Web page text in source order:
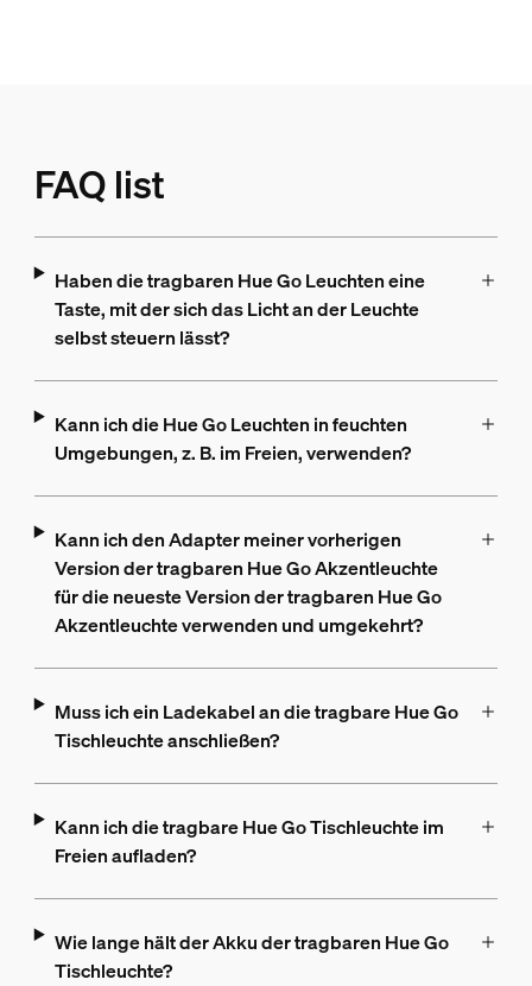
FAQ list
Haben die tragbaren Hue Go Leuchten eine
Taste, mit der sich das Licht an der Leuchte
selbst steuern lässt?
Kann ich die Hue Go Leuchten in feuchten
Umgebungen, z. B. im Freien, verwenden?
Kann ich den Adapter meiner vorherigen
Version der tragbaren Hue Go Akzentleuchte
für die neueste Version der tragbaren Hue Go
Akzentleuchte verwenden und umgekehrt?
Muss ich ein Ladekabel an die tragbare Hue Go
Tischleuchte anschließen?
Kann ich die tragbare Hue Go Tischleuchte im
Freien aufladen?
Wie lange hält der Akku der tragbaren Hue Go
Tischleuchte?